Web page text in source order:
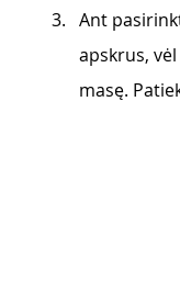
Ant
apskrus,
masę.